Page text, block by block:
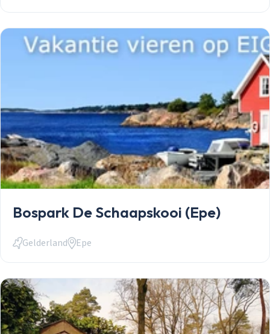
Chalets
Occasions
Inkoop
Service
Over
Onze
Chaletbouw
Contact
Inloggen
Bospark De Schaapskooi (Epe)
Gelderland Epe